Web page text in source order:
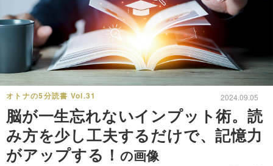
オトナの5分読書 Vol.31 2024.09.05
脳が一生忘れないインプット術。読
み方を少し工夫するだけで、記憶力
がアップする！ の画像